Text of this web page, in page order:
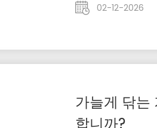
다! Shaanxi Nick
02-12-2026
가늘게 닦는
합니까?